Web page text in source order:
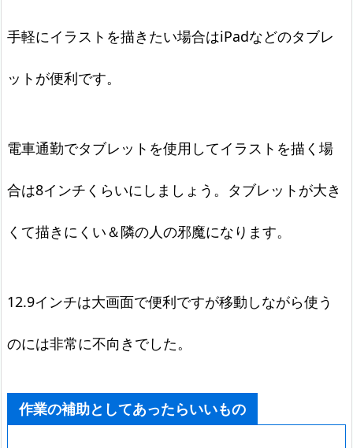
手軽にイラストを描きたい場合はiPadなどのタブレ
ットが便利です。
電車通勤でタブレットを使用してイラストを描く場
合は8インチくらいにしましょう。タブレットが大き
くて描きにくい＆隣の人の邪魔になります。
12.9インチは大画面で便利ですが移動しながら使う
のには非常に不向きでした。
作業の補助としてあったらいいもの